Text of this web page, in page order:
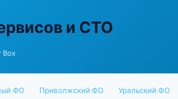
и СТО
Box
ФО Приволжский ФО Уральский ФО